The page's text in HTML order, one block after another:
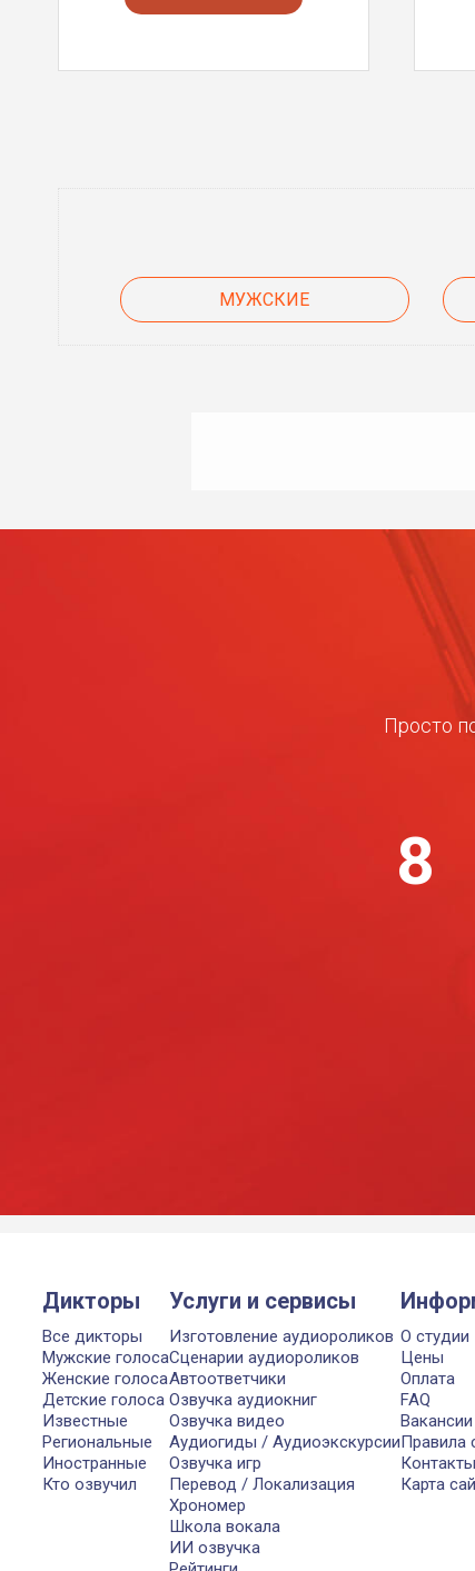
МУЖСКИЕ
Просто
8
Дикторы
Все дикторы
Мужские голоса
Женские голоса
Детские голоса
Известные
Региональные
Иностранные
Кто озвучил
Услуги и сервисы
Изготовление аудиороликов
Сценарии аудиороликов
Автоответчики
Озвучка аудиокниг
Озвучка видео
Аудиогиды / Аудиоэкскурсии
Озвучка игр
Перевод / Локализация
Хрономер
Школа вокала
ИИ озвучка
О студии
Цены
Оплата
FAQ
Вакансии
Правила
Контакты
Карта